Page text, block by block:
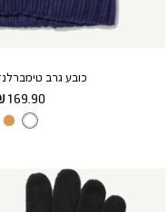
כובע גרב
מחיר
מוצר
169.90 ₪
צבע
643